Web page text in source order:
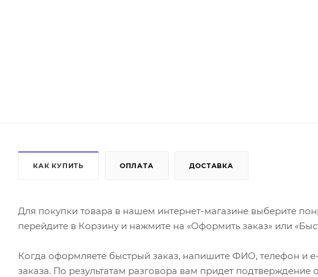
КАК КУПИТЬ ОПЛАТА ДОСТАВКА
Для покупки товара в нашем интернет-магазине выберите
перейдите в Корзину и нажмите на «Оформить заказ» или
Когда оформляете быстрый заказ, напишите ФИО, телефон и
заказа. По результатам разговора вам придет